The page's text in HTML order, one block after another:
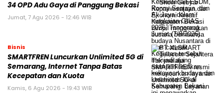
34 OPD Adu Gaya di Panggung Bekasi
Jumat, 7 Agu 2026 - 12:46 WIB
Bisnis
SMARTFREN Luncurkan Unlimited 5G di
Semarang, Internet Tanpa Batas
Kecepatan dan Kuota
Kamis, 6 Agu 2026 - 19:43 WIB